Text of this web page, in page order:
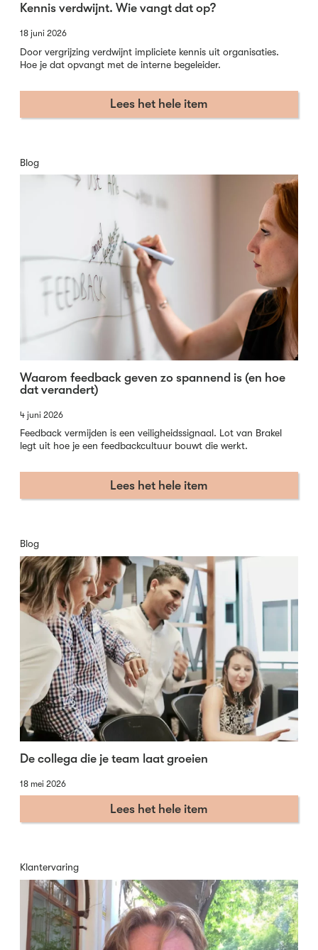
Kennis verdwijnt. Wie vangt dat op?
18 juni 2026
Door vergrijzing verdwijnt impliciete kennis uit organisaties.
Hoe je dat opvangt met de interne begeleider.
Lees het hele item
Blog
Waarom feedback geven zo spannend is (en hoe
dat verandert)
4 juni 2026
Feedback vermijden is een veiligheidssignaal. Lot van Brakel
legt uit hoe je een feedbackcultuur bouwt die werkt.
Lees het hele item
Blog
De collega die je team laat groeien
18 mei 2026
Lees het hele item
Klantervaring